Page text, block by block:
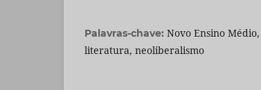
Palavras-chave: Novo Ensino
literatura, neoliberalismo